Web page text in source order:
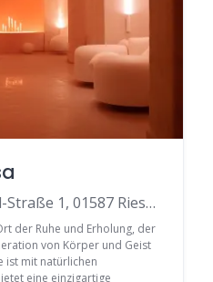
Rudolf-Breitscheid-Straße 1, 01587 Riesa, Germany
der Ruhe und Erholung, der
von Körper und Geist
ist mit natürlichen
eine einzigartige